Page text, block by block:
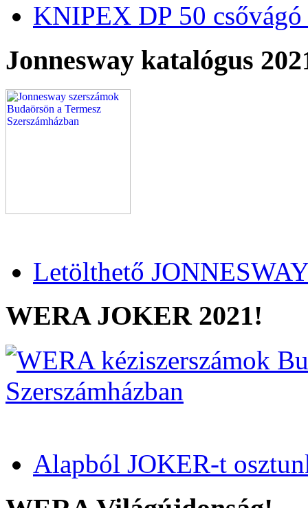
KNIPEX DP 50
Jonnesway katalógus
Letölthető
WERA JOKER 2021!
Alapból JOKER-t